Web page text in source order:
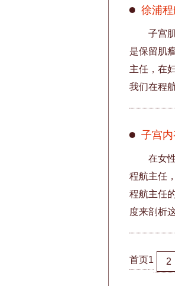
徐浦程
子宫
是保留肌
主任，在
我们在程
子宫
在女
程航主任
程航主任
度来剖析
首页1 2